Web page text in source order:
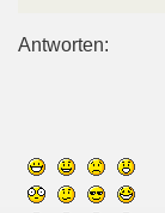
Antworten: